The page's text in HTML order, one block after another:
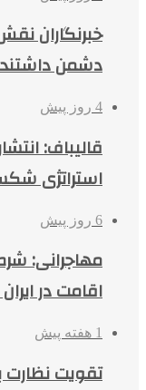
خبرنگاران
دشمن داشتند
4 روز پیش
قالیباف:
استراتژی
6 روز پیش
مهاجرانی:
اقامت در
1 هفته پیش
تقویت نظارت